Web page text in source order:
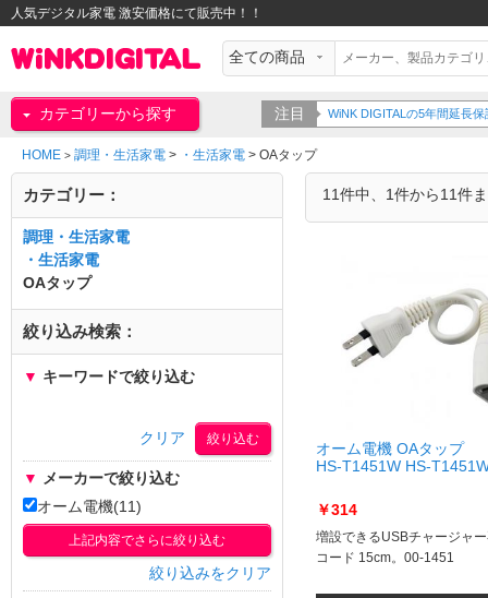
人気デジタル家電 激安価格にて販売中！！
カテゴリーから探す 注目 WiNK DIGITALの5年間延長
HOME > 調理・生活家電 > ・生活家電 > OAタップ
11件中、1件から11件
オーム電機 OAタップ
HS-T1451W HS-
￥314
増設できるUSBチャージャ
コード 15cm。00-1451
カテゴリー：
調理・生活家電
・生活家電
OAタップ
絞り込み検索：
▼ キーワードで絞り込む
クリア
▼ メーカーで絞り込む
オーム電機(11)
上記内容でさらに絞り込む
絞り込みをクリア